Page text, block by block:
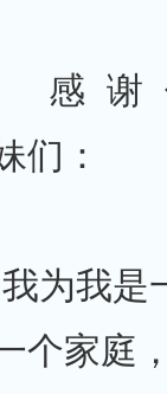
们：
我是一
个家庭